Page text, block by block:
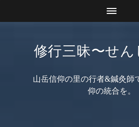
修行三昧〜せ
山岳信仰の里の行者&鍼灸師
仰の統合を。